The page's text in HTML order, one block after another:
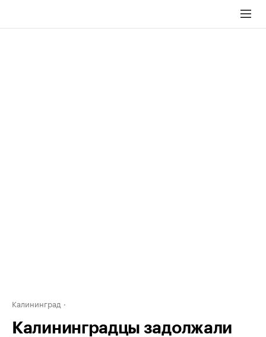
Калининград
Калининградцы задолжали